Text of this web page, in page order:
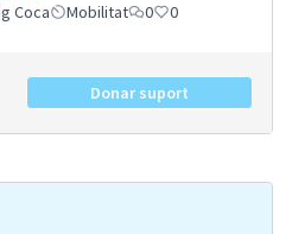
Coca Mobilitat 0 0
Donar suport